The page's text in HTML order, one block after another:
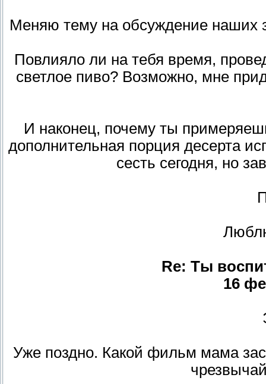
Меняю тему на обсуждение наших
Повлияло ли на тебя время,
светлое пиво? Возможно, мне
И наконец, почему ты
дополнительная порция десерта
сесть сегодня, но
Re: Ты
16
Уже поздно. Какой фильм мама